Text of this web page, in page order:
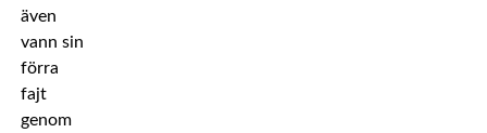
även
vann sin
förra
fajt
genom